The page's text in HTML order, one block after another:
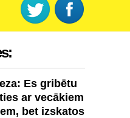
Es gribētu
ar vecākiem
bet izskatos